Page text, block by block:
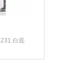
白底